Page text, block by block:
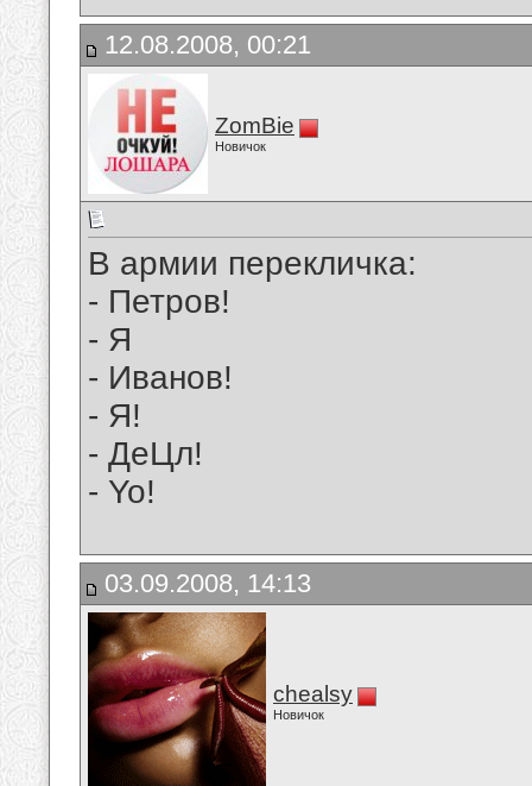
12.08.2008, 00:21
ZomBie
Новичок
В армии перекличка:
- Петров!
- Я
- Иванов!
- Я!
- ДеЦл!
- Yo!
03.09.2008, 14:13
chealsy
Новичок